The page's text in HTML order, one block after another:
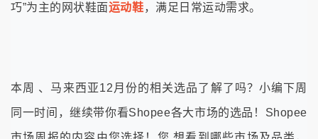
巧”为主的网状鞋面运动鞋，满足日常运动需求。
本周 、马来西亚12月份的相关选品了解了吗？小编下周
同一时间，继续带你看Shopee各大市场的选品！Shopee